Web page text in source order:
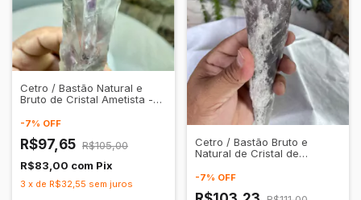
Cetro / Bastão Natural e
Bruto de Cristal Ametista -
-7% OFF
R$97,65 R$105,00
R$83,00 com Pix
3 x de R$32,55 sem juros
Cetro / Bastão Bruto e
Natural de Cristal de
Transparente
-7% OFF